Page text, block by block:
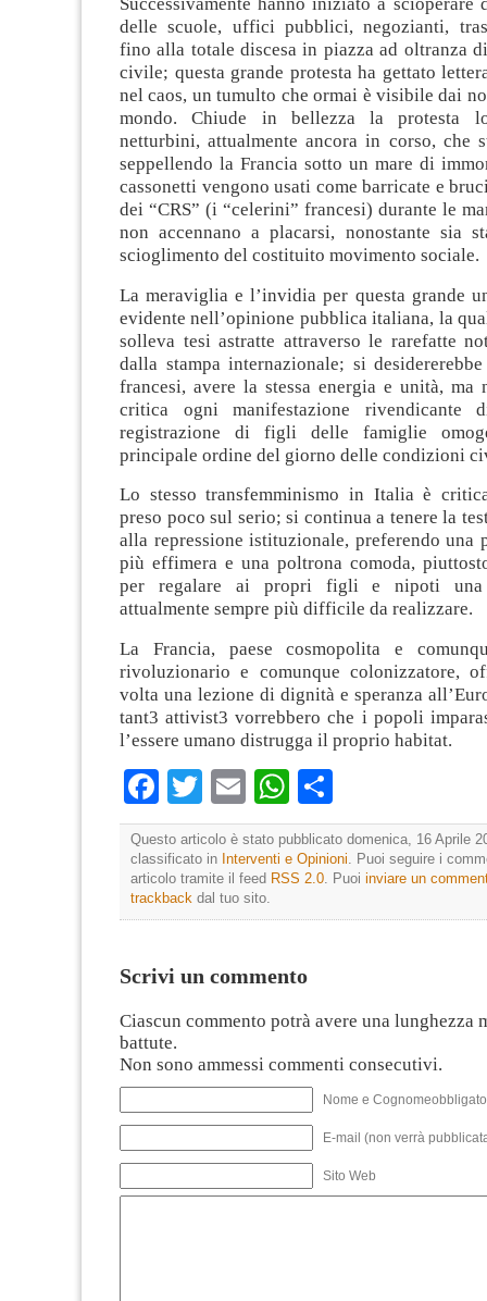
Successivamente hanno iniziato a scioperare
delle scuole, uffici pubblici, negozianti,
fino alla totale discesa in piazza ad oltranza
civile; questa grande protesta ha gettato
nel caos, un tumulto che ormai è visibile dai
mondo. Chiude in bellezza la protesta
netturbini, attualmente ancora in corso, che
seppellendo la Francia sotto un mare di
cassonetti vengono usati come barricate e
dei “CRS” (i “celerini” francesi) durante le
non accennano a placarsi, nonostante sia
scioglimento del costituito movimento sociale.
La meraviglia e l’invidia per questa grande
evidente nell’opinione pubblica italiana, la
solleva tesi astratte attraverso le rarefatte
dalla stampa internazionale; si
francesi, avere la stessa energia e unità, ma
critica ogni manifestazione rivendicante
registrazione di figli delle famiglie
principale ordine del giorno delle condizioni
Lo stesso transfemminismo in Italia è
preso poco sul serio; si continua a tenere la
alla repressione istituzionale, preferendo una
più effimera e una poltrona comoda,
per regalare ai propri figli e nipoti
attualmente sempre più difficile da realizzare.
La Francia, paese cosmopolita e
rivoluzionario e comunque colonizzatore,
volta una lezione di dignità e speranza
tant3 attivist3 vorrebbero che i popoli
l’essere umano distrugga il proprio habitat.
Facebook
TwitterEmailWhatsApp
Questo articolo è stato pubblicato domenica, 16 Aprile
classificato in Interventi e Opinioni . Puoi seguire i
articolo tramite il feed RSS 2.0 . Puoi inviare un
trackback dal tuo sito.
Scrivi un commento
Ciascun commento potrà avere una lunghezza
battute.
Non sono ammessi commenti consecutivi.
Nome e
E-mail (non verrà
Sito Web